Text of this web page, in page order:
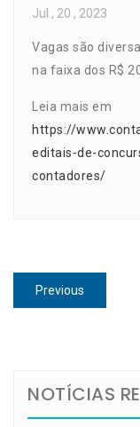
Jul , 20 , 2023
Vagas são
na faixa dos R$
Leia mais em
https://
editais-de-
contadores/
de
Previous
post:
NOTÍCIAS